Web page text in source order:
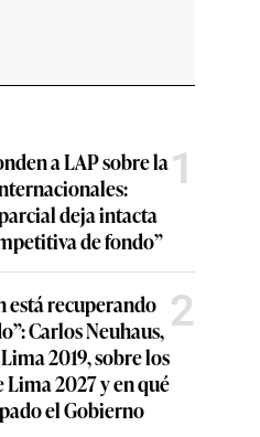
a LAP sobre la
deja intacta
de fondo”
1
está recuperando
Carlos Neuhaus,
2019, sobre los
Lima 2027 y en qué
el Gobierno
2